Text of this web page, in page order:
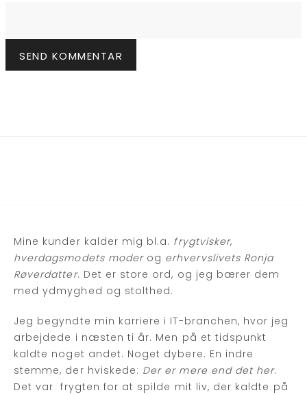
Mine kunder kalder mig bl.a. frygtvisker,
hverdagsmodets moderog erhvervslivets Ronja
Røverdatter. Det er store ord, og jeg bærer dem
med ydmyghed og stolthed.
Jeg begyndte min karriere i IT-branchen, hvor jeg
arbejdede i næsten ti år. Men på et tidspunkt
kaldte noget andet. Noget dybere. En indre
stemme, der hviskede: Der er mere end det her.
Det var frygten for at spilde mit liv, der kaldte på